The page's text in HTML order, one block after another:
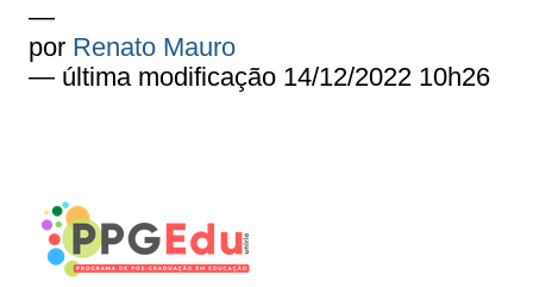
—
por Renato Mauro
— última modificação 14/12/2022 10h26